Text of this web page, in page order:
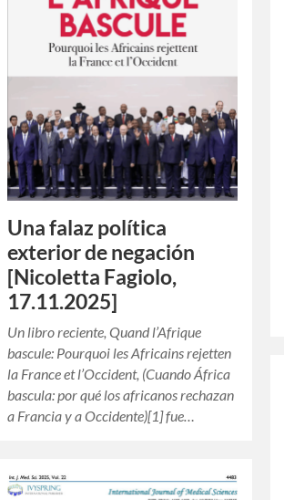
Una falaz política
exterior de negación
[Nicoletta Fagiolo,
17.11.2025]
Un libro reciente, Quand l’Afrique
bascule: Pourquoi les Africains rejetten
la France et l’Occident, (Cuando África
bascula: por qué los africanos rechazan
a Francia y a Occidente)[1] fue…